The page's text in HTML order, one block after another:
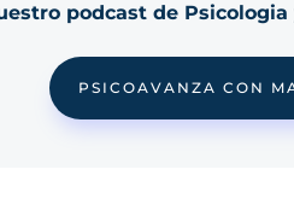
podcast de
PSICOAVANZA CON